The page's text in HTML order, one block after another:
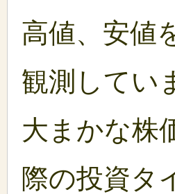
高値、安値
観測してい
大まかな株
際の投資タ